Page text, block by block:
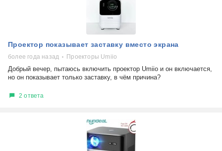
Проектор показывает заставку вместо экрана
более года назад Проекторы Umiio
Добрый вечер, пытаюсь включить проектор Umiio и он включается,
но он показывает только заставку, в чём причина?
2 ответа